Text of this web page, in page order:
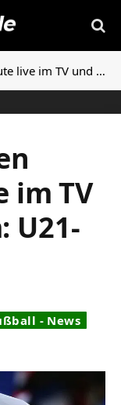
Livestream: U21-EM
im TV
U21-
- News